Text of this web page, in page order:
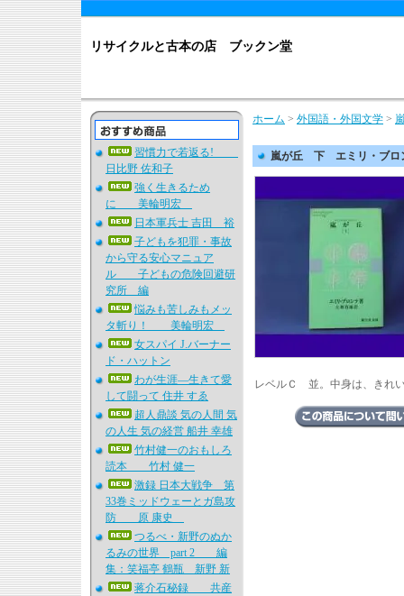
リサイクルと古本の店 ブックン堂
習慣力で若返る!
日比野 佐和子
強く生きるため
に 美輪明宏
日本軍兵士 吉田 裕
子どもを犯罪・事故
から守る安心マニュア
ル 子どもの危険回避研
究所 編
悩みも苦しみもメッ
タ斬り！ 美輪明宏
女スパイ J.バーナー
ド・ハットン
わが生涯―生きて愛
して闘って 住井 すゑ
超人鼎談 気の人間 気
の人生 気の経営 船井 幸雄
竹村健一のおもしろ
読本 竹村 健一
激録 日本大戦争 第
33巻ミッドウェーとガ島攻
防 原 康史
つるべ・新野のぬか
るみの世界 part 2 編
集：笑福亭 鶴瓶 新野 新
蒋介石秘録 共産
ホーム > 外国語・外国文学 >
嵐が丘 下 エミリ・ブロ
レベルＣ 並。中身は、きれ